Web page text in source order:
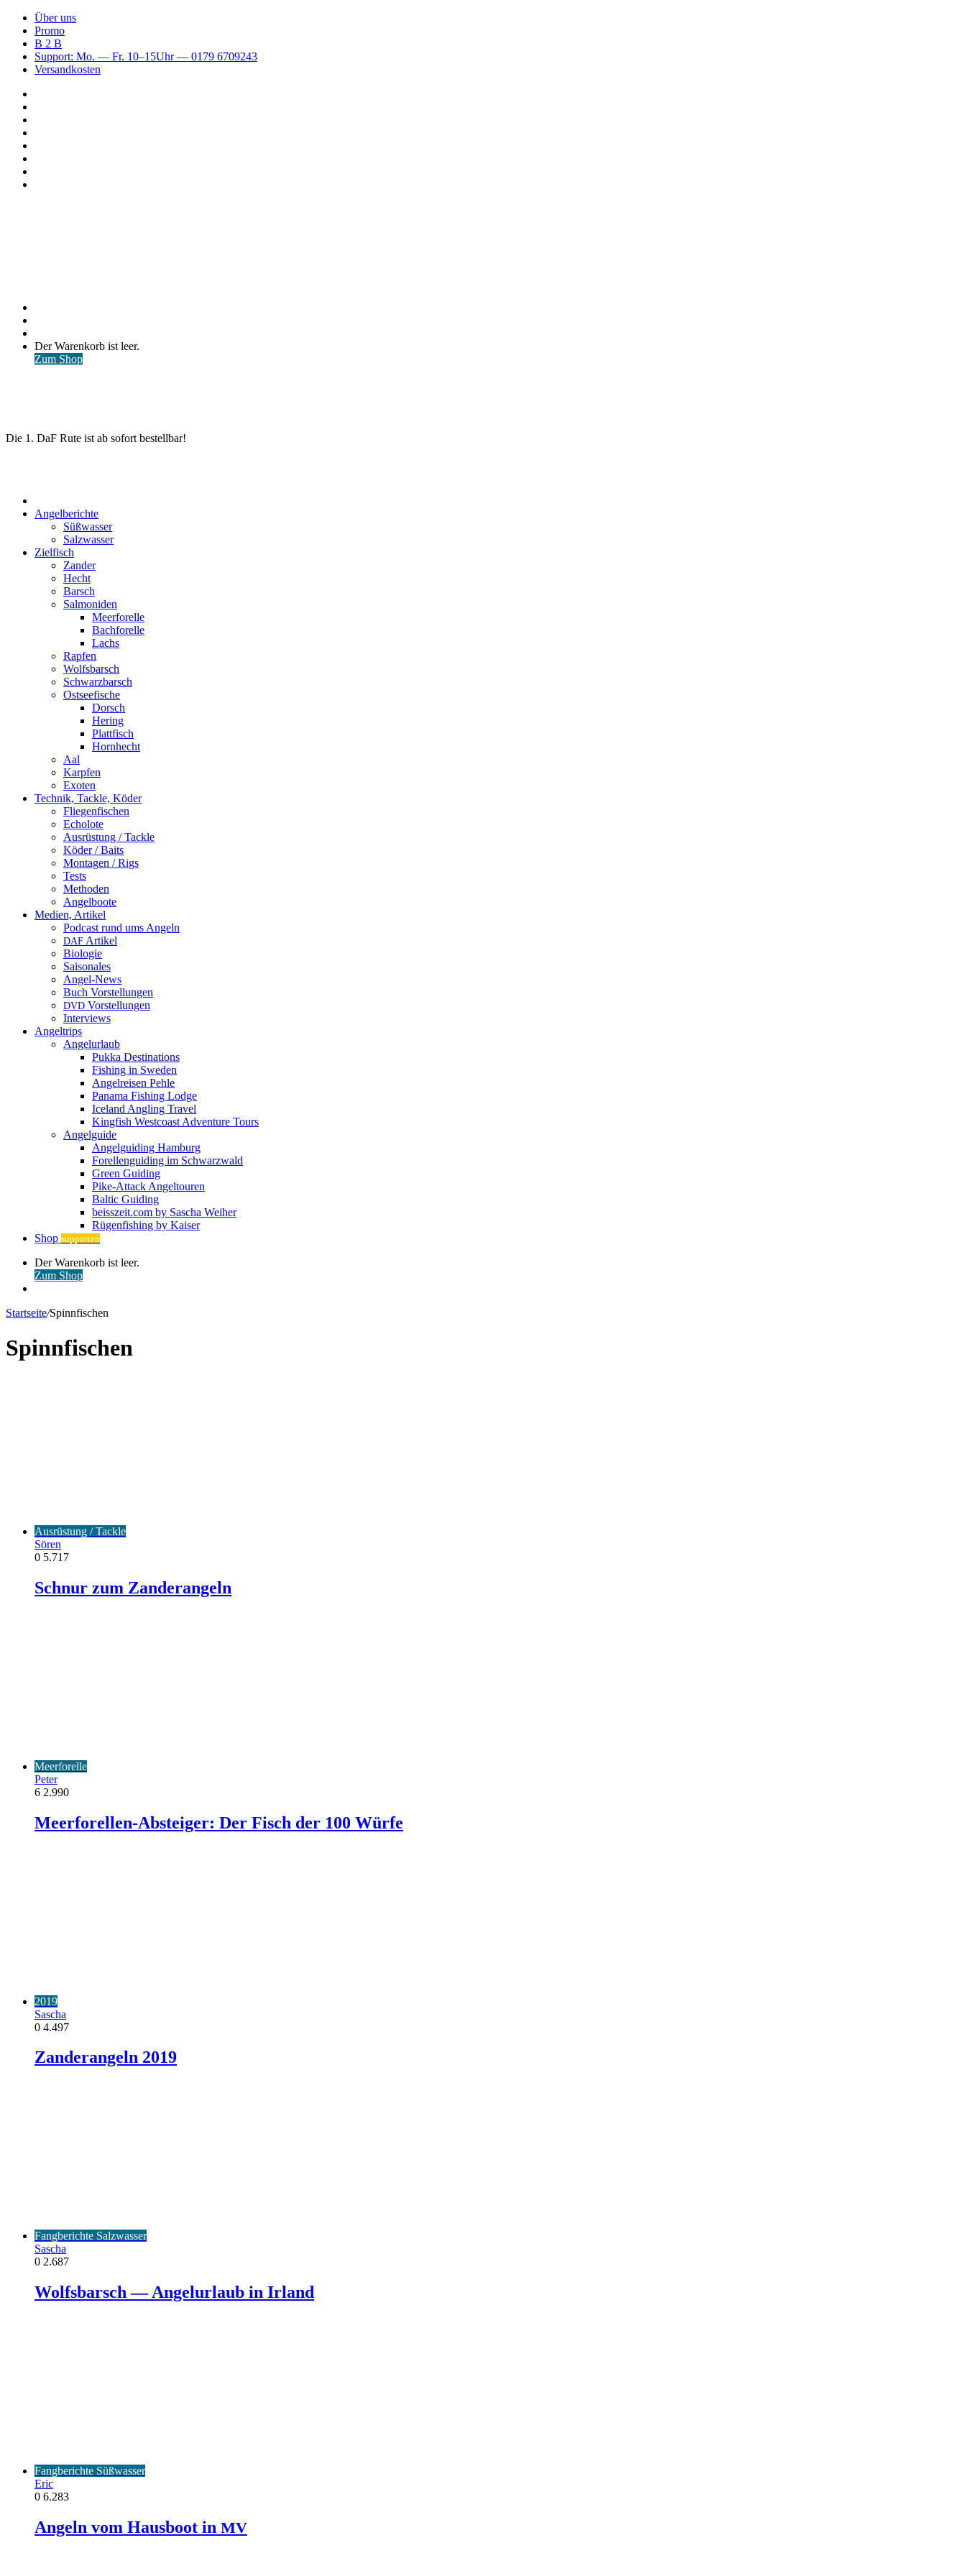
Über uns
Promo
B 2 B
Support: Mo. — Fr. 10–15Uhr — 0179 6709243
Versandkosten
Warenkorb
ansehen
Der Warenkorb ist leer.
Zum Shop
Die 1. DaF Rute ist ab sofort bestellbar!
Angelberichte
Süßwasser
Salzwasser
Zielfisch
Zander
Hecht
Barsch
Salmoniden
Meerforelle
Bachforelle
Lachs
Rapfen
Wolfsbarsch
Schwarzbarsch
Ostseefische
Dorsch
Hering
Plattfisch
Hornhecht
Aal
Karpfen
Exoten
Technik, Tackle, Köder
Fliegenfischen
Echolote
Ausrüstung / Tackle
Köder / Baits
Montagen / Rigs
Tests
Methoden
Angelboote
Medien, Artikel
Podcast rund ums Angeln
DAF Artikel
Biologie
Saisonales
Angel-News
Buch Vorstellungen
DVD Vorstellungen
Interviews
Angeltrips
Angelurlaub
Pukka Destinations
Fishing in Sweden
Angelreisen Pehle
Panama Fishing Lodge
Iceland Angling Travel
Kingfish Westcoast Adventure Tours
Angelguide
Angelguiding Hamburg
Forellenguiding im Schwarzwald
Green Guiding
Pike-Attack Angeltouren
Baltic Guiding
beisszeit.com by Sascha Weiher
Rügenfishing by Kaiser
Shop supporten
Warenkorb
ansehen
Der Warenkorb ist leer.
Zum Shop
Startseite/Spinnfischen
Spinnfischen
Ausrüstung / Tackle
Sören
0 5.717
Schnur zum Zanderangeln
Meerforelle
Peter
6 2.990
Meerforellen-Absteiger: Der Fisch der 100 Würfe
2019
Sascha
0 4.497
Zanderangeln 2019
Fangberichte Salzwasser
Sascha
0 2.687
Wolfsbarsch — Angelurlaub in Irland
Fangberichte Süßwasser
Eric
0 6.283
Angeln vom Hausboot in MV